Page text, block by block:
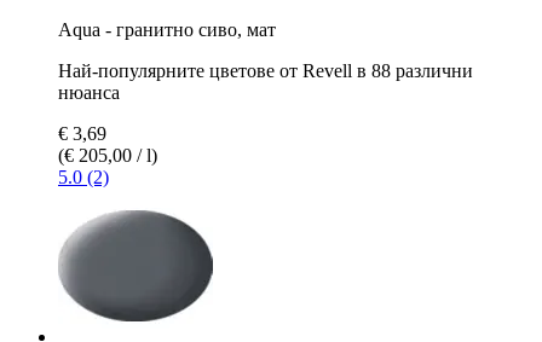
Aqua - гранитно сиво, мат
Най-популярните цветове от Revell в 88 различни
нюанса
€ 3,69
(€ 205,00 / l)
5.0 (2)